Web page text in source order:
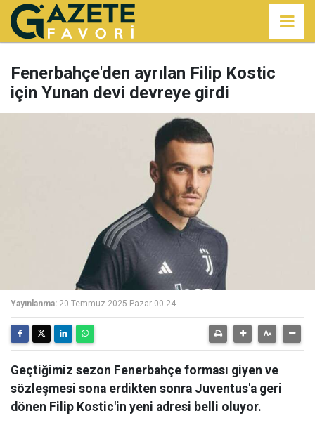
Fenerbahçe'den ayrılan Filip Kostic
için Yunan devi devreye girdi
Yayınlanma: 20 Temmuz 2025 Pazar 00:24
Geçtiğimiz sezon Fenerbahçe forması giyen ve
sözleşmesi sona erdikten sonra Juventus'a geri
dönen Filip Kostic'in yeni adresi belli oluyor.